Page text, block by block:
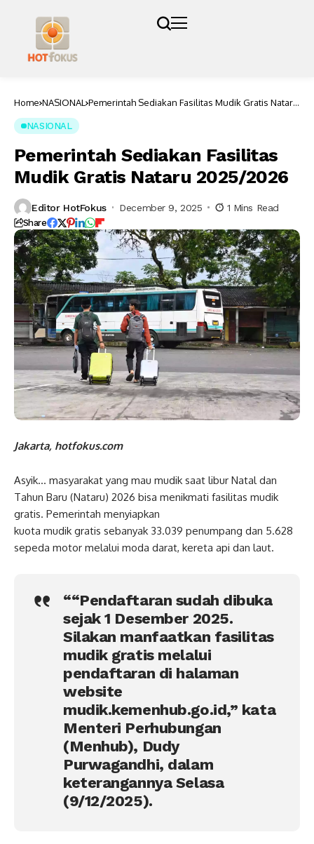
Home NASIONAL Pemerintah Sediakan Fasilitas Mudik Gratis Nataru
NASIONAL
Pemerintah Sediakan Fasilitas
Mudik Gratis Nataru 2025/2026
Editor HotFokus December 9, 2025 1 Mins Read
Share
Jakarta, hotfokus.com
Asyik… masyarakat yang mau mudik saat libur Natal dan
Tahun Baru (Nataru) 2026 bisa menikmati fasilitas mudik
gratis. Pemerintah menyiapkan
kuota mudik gratis sebanyak 33.039 penumpang dan 5.628
sepeda motor melalui moda darat, kereta api dan laut.
““Pendaftaran sudah dibuka
sejak 1 Desember 2025.
Silakan manfaatkan fasilitas
mudik gratis melalui
pendaftaran di halaman
website
mudik.kemenhub.go.id,” kata
Menteri Perhubungan
(Menhub), Dudy
Purwagandhi, dalam
keterangannya Selasa
(9/12/2025).